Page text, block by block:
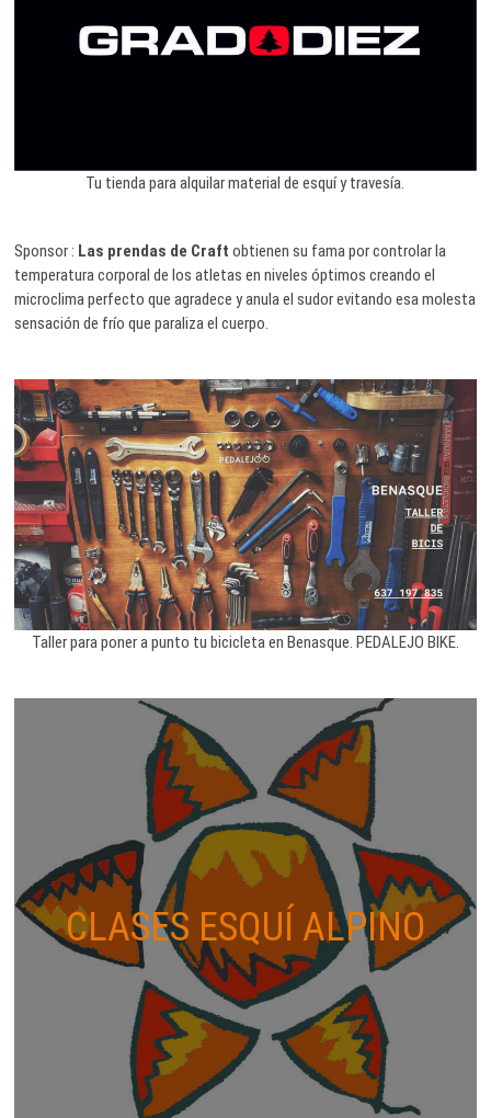
Tu tienda para alquilar material de esquí y travesía.
Sponsor : Las prendas de Craft obtienen su fama por controlar la
temperatura corporal de los atletas en niveles óptimos creando el
microclima perfecto que agradece y anula el sudor evitando esa molesta
sensación de frío que paraliza el cuerpo.
Taller para poner a punto tu bicicleta en Benasque. PEDALEJO BIKE.
CLASES ESQUÍ ALPINO